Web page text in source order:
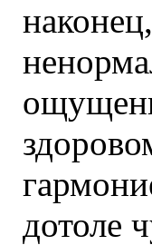
дотоле